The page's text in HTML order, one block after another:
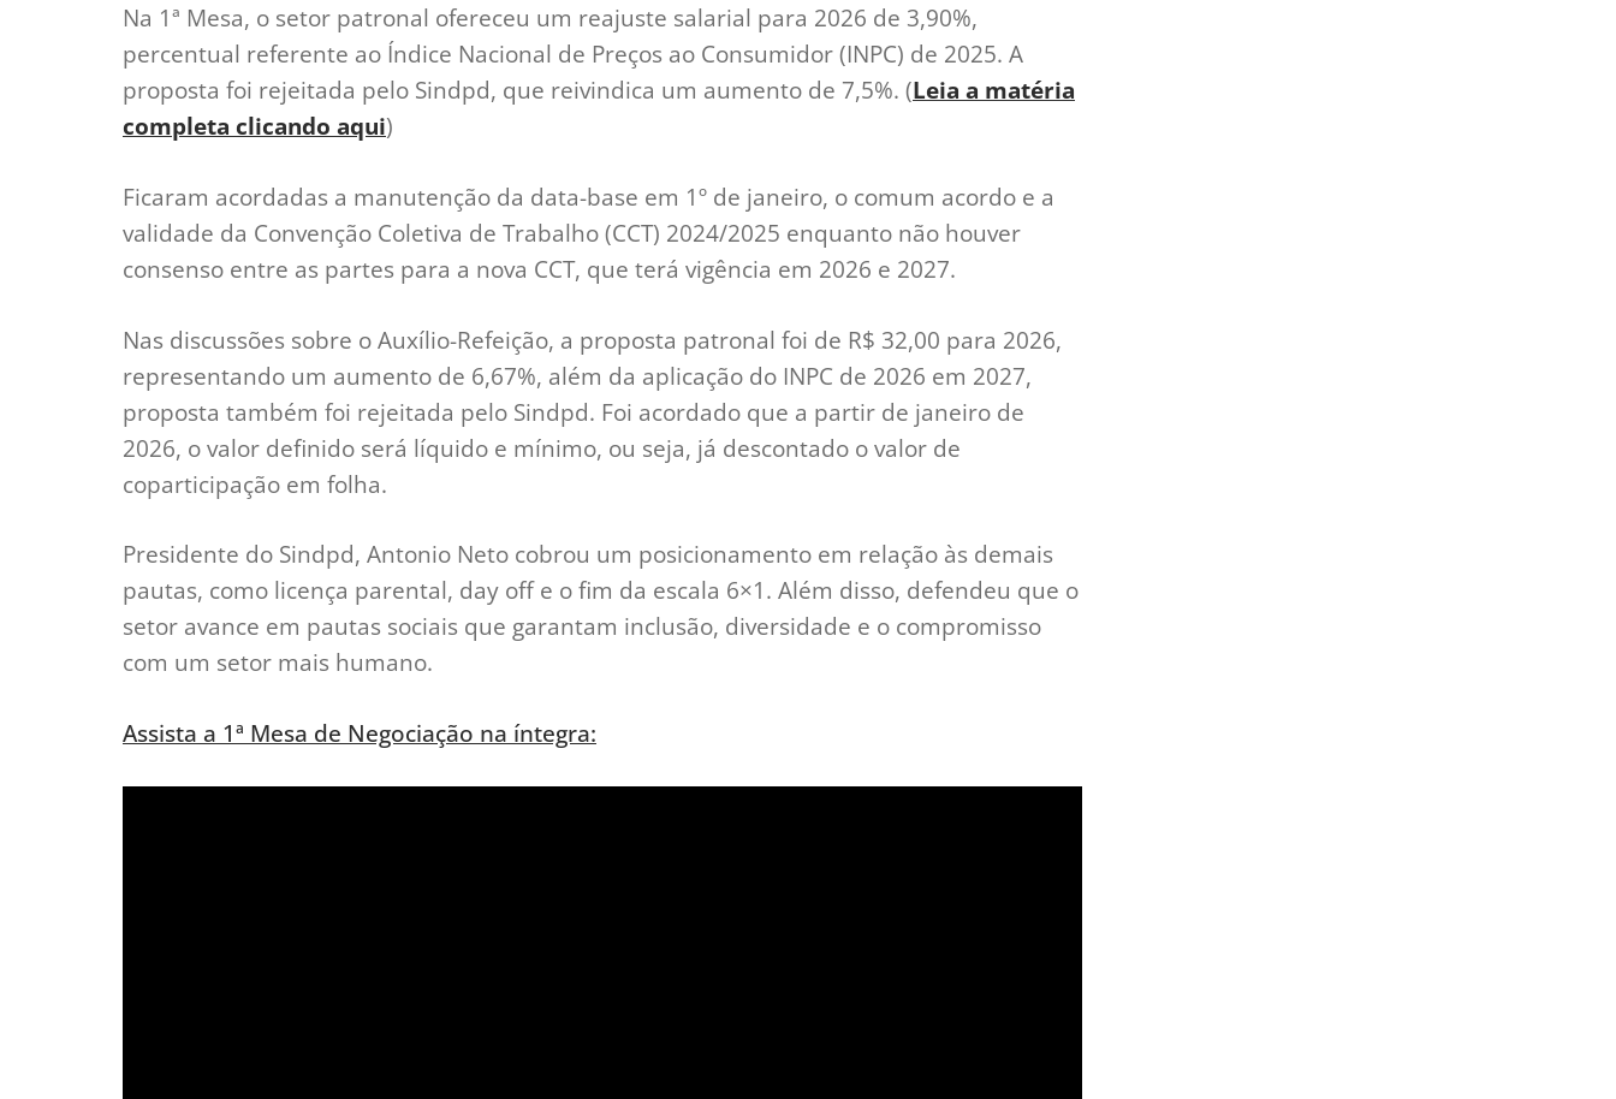
Na 1ª Mesa, o setor patronal ofereceu um reajuste salarial para 2026 de 3,90%,
percentual referente ao Índice Nacional de Preços ao Consumidor (INPC) de 2025. A
proposta foi rejeitada pelo Sindpd, que reivindica um aumento de 7,5%. (Leia a matéria
completa clicando aqui)
Ficaram acordadas a manutenção da data-base em 1º de janeiro, o comum acordo e a
validade da Convenção Coletiva de Trabalho (CCT) 2024/2025 enquanto não houver
consenso entre as partes para a nova CCT, que terá vigência em 2026 e 2027.
Nas discussões sobre o Auxílio-Refeição, a proposta patronal foi de R$ 32,00 para 2026,
representando um aumento de 6,67%, além da aplicação do INPC de 2026 em 2027,
proposta também foi rejeitada pelo Sindpd. Foi acordado que a partir de janeiro de
2026, o valor definido será líquido e mínimo, ou seja, já descontado o valor de
coparticipação em folha.
Presidente do Sindpd, Antonio Neto cobrou um posicionamento em relação às demais
pautas, como licença parental, day off e o fim da escala 6×1. Além disso, defendeu que o
setor avance em pautas sociais que garantam inclusão, diversidade e o compromisso
com um setor mais humano.
Assista a 1ª Mesa de Negociação na íntegra: